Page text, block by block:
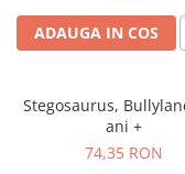
ADAUGA IN COS
Stegosaurus,
ani +
74,35 RON